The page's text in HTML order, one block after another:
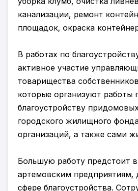
канализации, ремонт
площадок, окраска
В работах по
активное участие
товарищества
которые организуют работы
благоустройству
городского жилищного
организаций, а также сами
Большую работу предстоит
артемовским
сфере благоустройства.